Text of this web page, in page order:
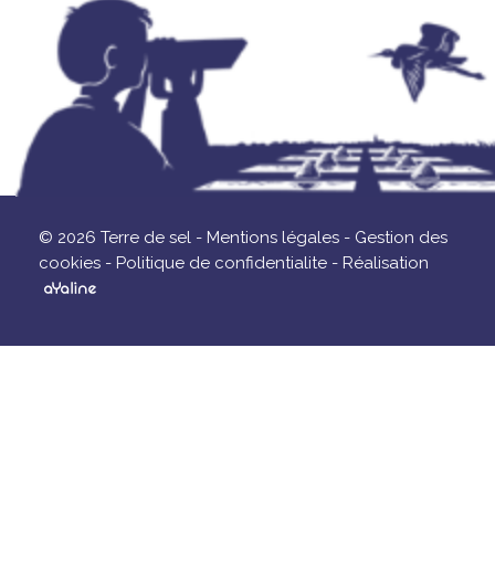
© 2026 Terre de sel - Mentions légales - Gestion des
cookies - Politique de confidentialite - Réalisation